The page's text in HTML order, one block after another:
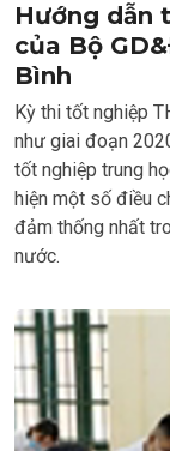
Hướng dẫn
của Bộ
Bình
Kỳ thi tốt nghiệp
như giai đoạn
tốt nghiệp trung
hiện một số điều
đảm thống nhất
nước.